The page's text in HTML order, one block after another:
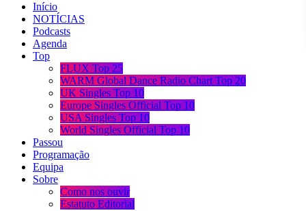
Início
NOTÍCIAS
Podcasts
Agenda
Top
FLUX Top 25
WARM Global Dance Radio Chart Top 20
UK Singles Top 10
Europe Singles Official Top 10
USA Singles Top 10
World Singles Official Top 10
Passou
Programação
Equipa
Sobre
Como nos ouvir
Estatuto Editorial